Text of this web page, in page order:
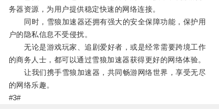
务器资源，为用户提供稳定快速的网络连接。
同时，雪狼加速器还拥有强大的安全保障功能，保护用
户的隐私信息不受侵扰。
无论是游戏玩家、追剧爱好者，或是经常需要跨境工作
的商务人士，都可以通过雪狼加速器获得更好的网络体验。
让我们携手雪狼加速器，共同畅游网络世界，享受无尽
的网络乐趣。
#3#